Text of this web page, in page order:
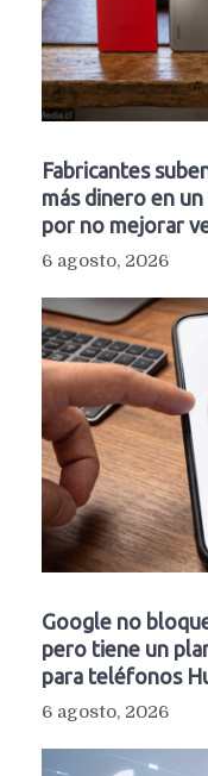
Fabricantes
más dinero en
por no mejorar
6 agosto, 2026
Google no
pero tiene un
para teléfonos
6 agosto, 2026